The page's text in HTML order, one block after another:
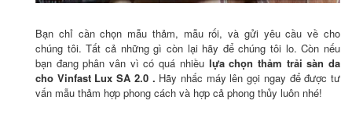
Bạn chỉ cần chọn mẫu thảm, mẫu rối, và gửi yêu cầu về cho
chúng tôi. Tất cả những gì còn lại hãy để chúng tôi lo. Còn nếu
bạn đang phân vân vì có quá nhiều lựa chọn thảm trải sàn da
cho Vinfast Lux SA 2.0. Hãy nhấc máy lên gọi ngay để được tư
vấn mẫu thảm hợp phong cách và hợp cả phong thủy luôn nhé!